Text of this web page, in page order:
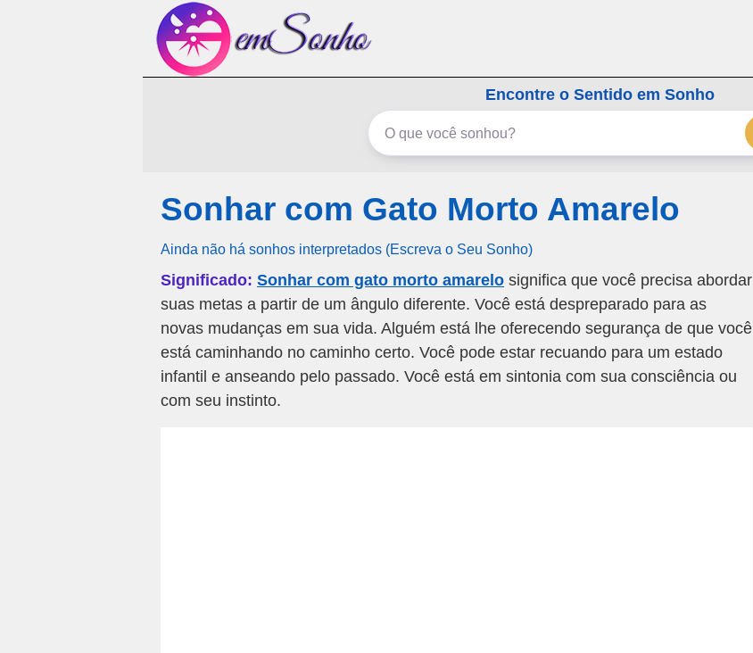
Encontre o Sentido em Sonho
Sonhar com Gato Morto Amarelo
Ainda não há sonhos interpretados (Escreva o Seu Sonho)
Significado: Sonhar com gato morto amarelo significa que você precisa abordar
suas metas a partir de um ângulo diferente. Você está despreparado para as
novas mudanças em sua vida. Alguém está lhe oferecendo segurança de que você
está caminhando no caminho certo. Você pode estar recuando para um estado
infantil e anseando pelo passado. Você está em sintonia com sua consciência ou
com seu instinto.